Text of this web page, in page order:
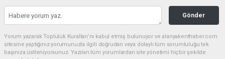
Gönder
Yorum yazarak Topluluk Kuralları’nı kabul etmiş bulunuyor ve alanyakenthaber.com
sitesine yaptığınız yorumunuzla ilgili doğrudan veya dolaylı tüm sorumluluğu tek
başınıza üstleniyorsunuz. Yazılan tüm yorumlardan site yönetimi hiçbir şekilde